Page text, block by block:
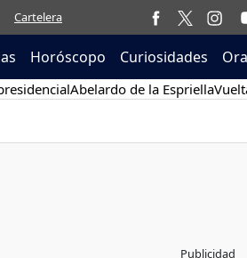
Cartelera
Horóscopo Curiosidades
Abelardo de la Espriella